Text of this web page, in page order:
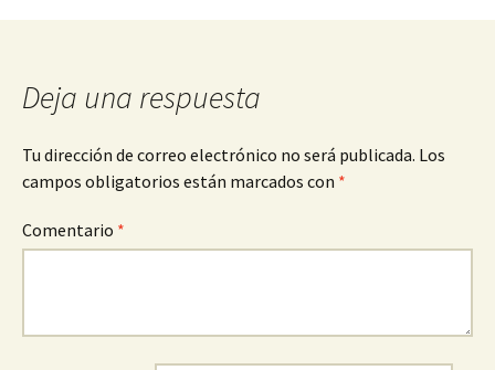
de
entradas
Deja una respuesta
Tu dirección de correo electrónico no será publicada. Los
campos obligatorios están marcados con *
Comentario *